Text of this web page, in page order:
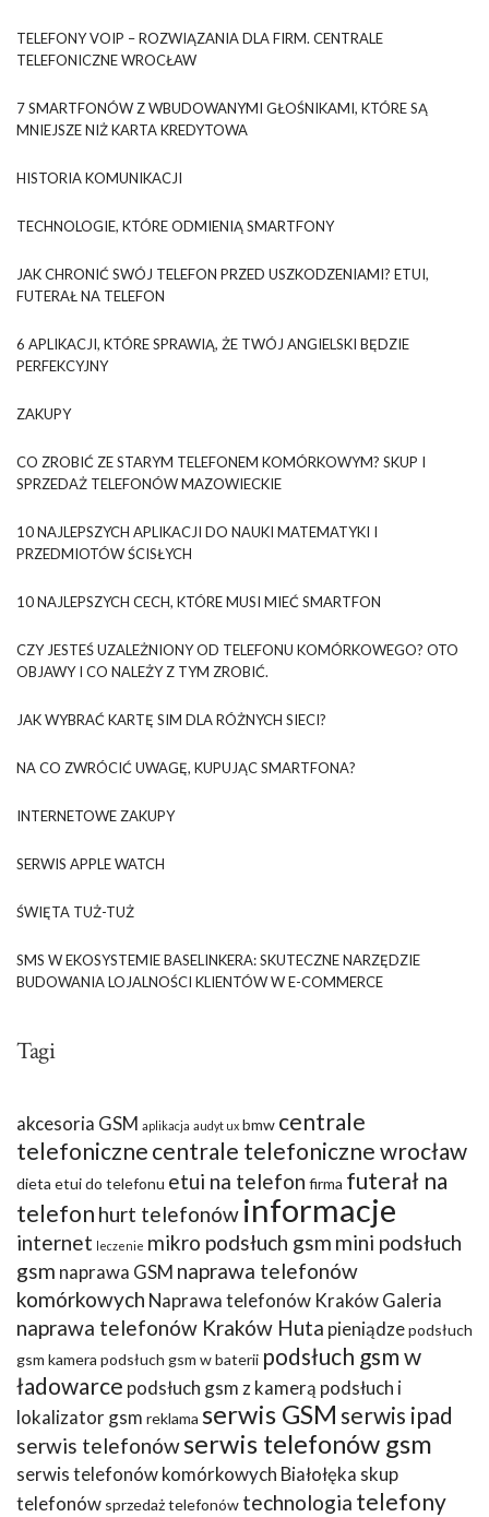
TELEFONY VOIP – ROZWIĄZANIA DLA FIRM. CENTRALE
TELEFONICZNE WROCŁAW
7 SMARTFONÓW Z WBUDOWANYMI GŁOŚNIKAMI, KTÓRE SĄ
MNIEJSZE NIŻ KARTA KREDYTOWA
HISTORIA KOMUNIKACJI
TECHNOLOGIE, KTÓRE ODMIENIĄ SMARTFONY
JAK CHRONIĆ SWÓJ TELEFON PRZED USZKODZENIAMI? ETUI,
FUTERAŁ NA TELEFON
6 APLIKACJI, KTÓRE SPRAWIĄ, ŻE TWÓJ ANGIELSKI BĘDZIE
PERFEKCYJNY
ZAKUPY
CO ZROBIĆ ZE STARYM TELEFONEM KOMÓRKOWYM? SKUP I
SPRZEDAŻ TELEFONÓW MAZOWIECKIE
10 NAJLEPSZYCH APLIKACJI DO NAUKI MATEMATYKI I
PRZEDMIOTÓW ŚCISŁYCH
10 NAJLEPSZYCH CECH, KTÓRE MUSI MIEĆ SMARTFON
CZY JESTEŚ UZALEŻNIONY OD TELEFONU KOMÓRKOWEGO? OTO
OBJAWY I CO NALEŻY Z TYM ZROBIĆ.
JAK WYBRAĆ KARTĘ SIM DLA RÓŻNYCH SIECI?
NA CO ZWRÓCIĆ UWAGĘ, KUPUJĄC SMARTFONA?
INTERNETOWE ZAKUPY
SERWIS APPLE WATCH
ŚWIĘTA TUŻ-TUŻ
SMS W EKOSYSTEMIE BASELINKERA: SKUTECZNE NARZĘDZIE
BUDOWANIA LOJALNOŚCI KLIENTÓW W E-COMMERCE
Tagi
akcesoria GSM aplikacja audyt ux bmw centrale
telefoniczne centrale telefoniczne wrocław
dieta etui do telefonu etui na telefon firma futerał na
telefon hurt telefonów informacje
internet leczenie mikro podsłuch gsm mini podsłuch
gsm naprawa GSM naprawa telefonów
komórkowych Naprawa telefonów Kraków Galeria
naprawa telefonów Kraków Huta pieniądzepodsłuch
gsm kamera podsłuch gsm w baterii podsłuch gsm w
ładowarce podsłuch gsm z kamerą podsłuch i
lokalizator gsm reklama serwis GSM serwis ipad
serwis telefonówserwis telefonów gsm
serwis telefonów komórkowych Białołęka skup
telefonów sprzedaż telefonów technologia telefony